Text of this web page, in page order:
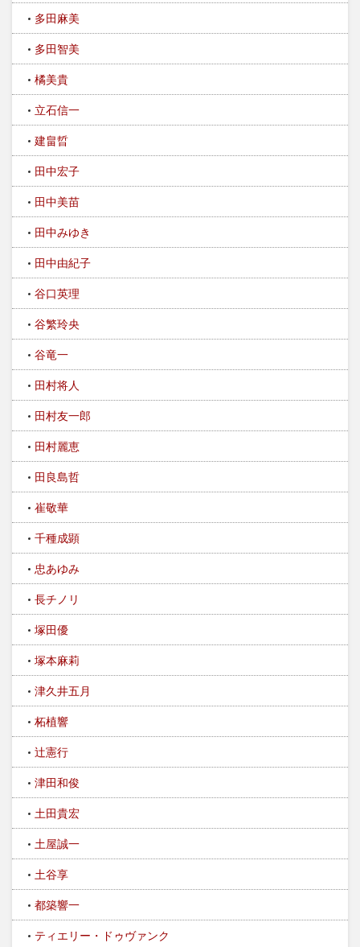
多田麻美
多田智美
橘美貴
立石信一
建畠晢
田中宏子
田中美苗
田中みゆき
田中由紀子
谷口英理
谷繁玲央
谷竜一​
田村将人
田村友一郎
田村麗恵
田良島哲
崔敬華
千種成顕
忠あゆみ
長チノリ
塚田優
塚本麻莉
津久井五月
柘植響
辻憲行
津田和俊
土田貴宏
土屋誠一
土谷享
都築響一
ティエリー・ドゥヴァンク